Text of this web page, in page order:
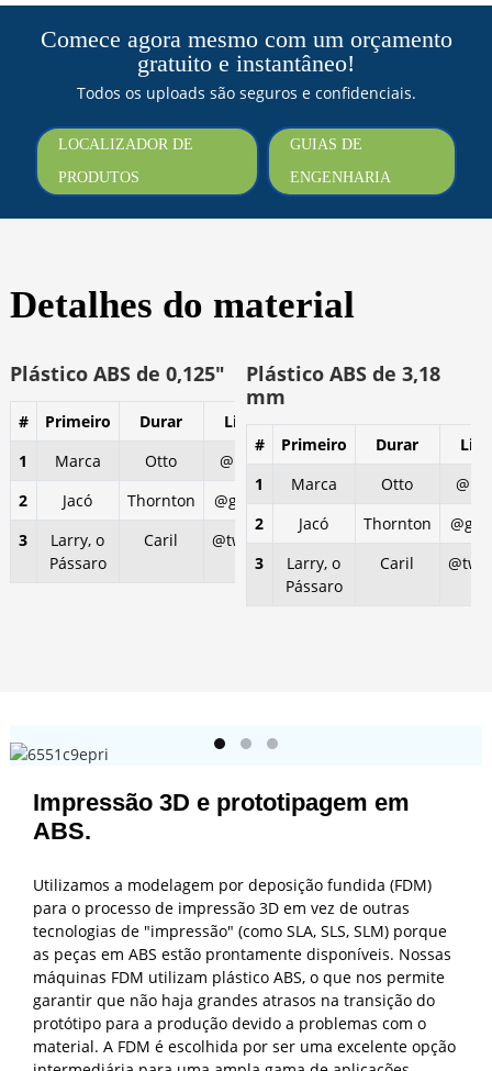
Comece agora mesmo com um orçamento
gratuito e instantâneo!
Todos os uploads são seguros e confidenciais.
LOCALIZADOR DE
PRODUTOS
GUIAS DE
ENGENHARIA
Detalhes do material
Plástico ABS de 0,125″
# Primeiro Durar
Lidar
1
Marca Otto
@mdo
2
Jacó Thornton
@gordo
3
Larry, o
Pássaro
Caril @twitter
Plástico ABS de 3,18
mm
# Primeiro Durar
1
Marca Otto
2
Jacó Thornton
3
Larry, o
Pássaro
Caril
Impressão 3D e prototipagem em
ABS.
Utilizamos a modelagem por deposição fundida (FDM)
para o processo de impressão 3D em vez de outras
tecnologias de "impressão" (como SLA, SLS, SLM) porque
as peças em ABS estão prontamente disponíveis. Nossas
máquinas FDM utilizam plástico ABS, o que nos permite
garantir que não haja grandes atrasos na transição do
protótipo para a produção devido a problemas com o
material. A FDM é escolhida por ser uma excelente opção